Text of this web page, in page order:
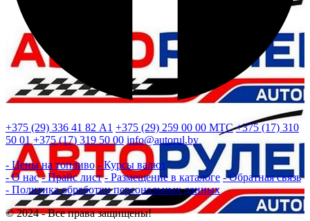
+375 (29) 336 41 82 А1 +375 (29) 259 00 00 МТС +375 (17) 310
50 01 +375 (17) 319 50 00 info@autorul.by
- Цены на топливо - Курсы валют
- О нас - Прайс лист - Размещение в каталоге - Обратная связь
- Политика обработки персональных данных
© 2024 - Все права защищены!